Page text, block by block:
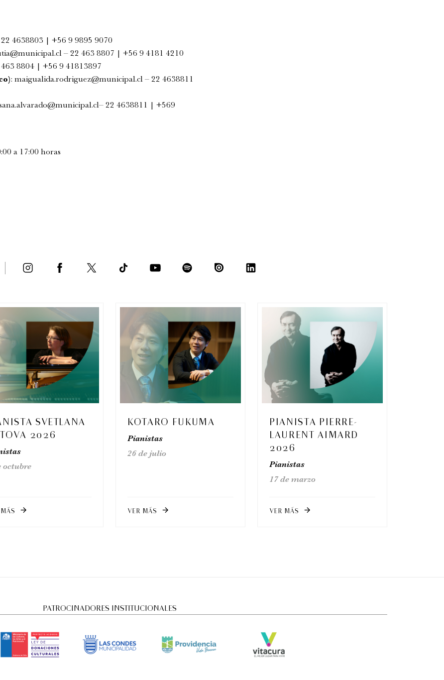
4638803 | +56 9 9895 9070
– 22 463 8807 | +56 9 4181 4210
8804 | +56 9 41813897
: maigualida.rodriguez@municipal.cl – 22 4638811
– 22 4638811 | +569
a 17:00 horas
SVETLANA
2026
octubre
arrow_forward
KOTARO FUKUMA
Pianistas
26 de julio
VER MÁS arrow_forward
PIANISTA PIERRE-
LAURENT AIMARD
2026
Pianistas
17 de marzo
VER MÁS arrow_forward
PATROCINADORES INSTITUCIONALES